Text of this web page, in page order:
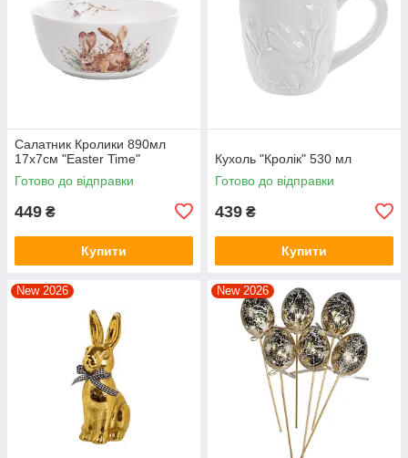
Салатник Кролики 890мл
17x7см "Easter Time"
Готово до відправки
449 ₴
Купити
Кухоль "Кролік" 530 мл
Готово до відправки
439 ₴
Купити
New 2026 New 2026